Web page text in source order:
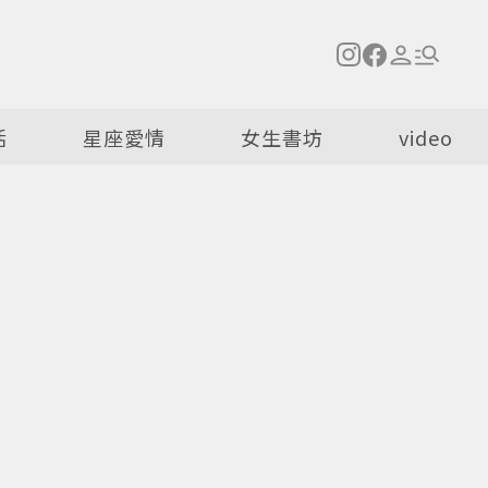
星座愛情 女生書坊 video